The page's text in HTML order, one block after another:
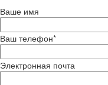
Ваше имя
Ваш телефон*
Электронная почта